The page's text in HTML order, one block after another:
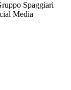
Spaggiari
Media